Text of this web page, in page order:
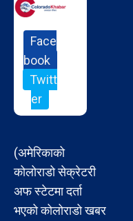
Face
book
Twitt
er
(अमेरिकाको
कोलोराडो सेक्रेटरी
अफ स्टेटमा दर्ता
भएको कोलोराडो खबर